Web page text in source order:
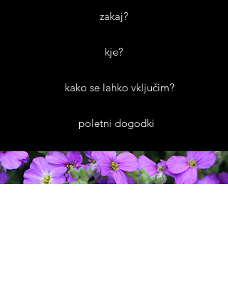
zakaj?
kje?
kako se lahko vključim?
poletni dogodki